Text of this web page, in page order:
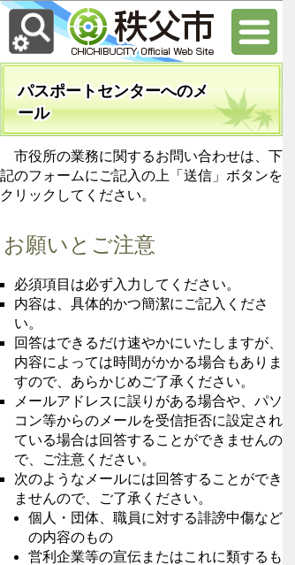
パスポートセンターへのメ
ール
市役所の業務に関するお問い合わせは、下
記のフォームにご記入の上「送信」ボタンを
クリックしてください。
お願いとご注意
必須項目は必ず入力してください。
内容は、具体的かつ簡潔にご記入くださ
い。
回答はできるだけ速やかにいたしますが、
内容によっては時間がかかる場合もありま
すので、あらかじめご了承ください。
メールアドレスに誤りがある場合や、パソ
コン等からのメールを受信拒否に設定され
ている場合は回答することができませんの
で、ご注意ください。
次のようなメールには回答することができ
ませんので、ご了承ください。
個人・団体、職員に対する誹謗中傷など
の内容のもの
営利企業等の宣伝またはこれに類するも